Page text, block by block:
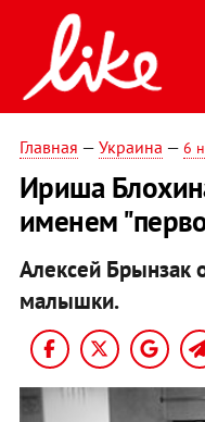
Главная — Украина — 6
Ириша
именем
Алексей Брынзак
малышки.